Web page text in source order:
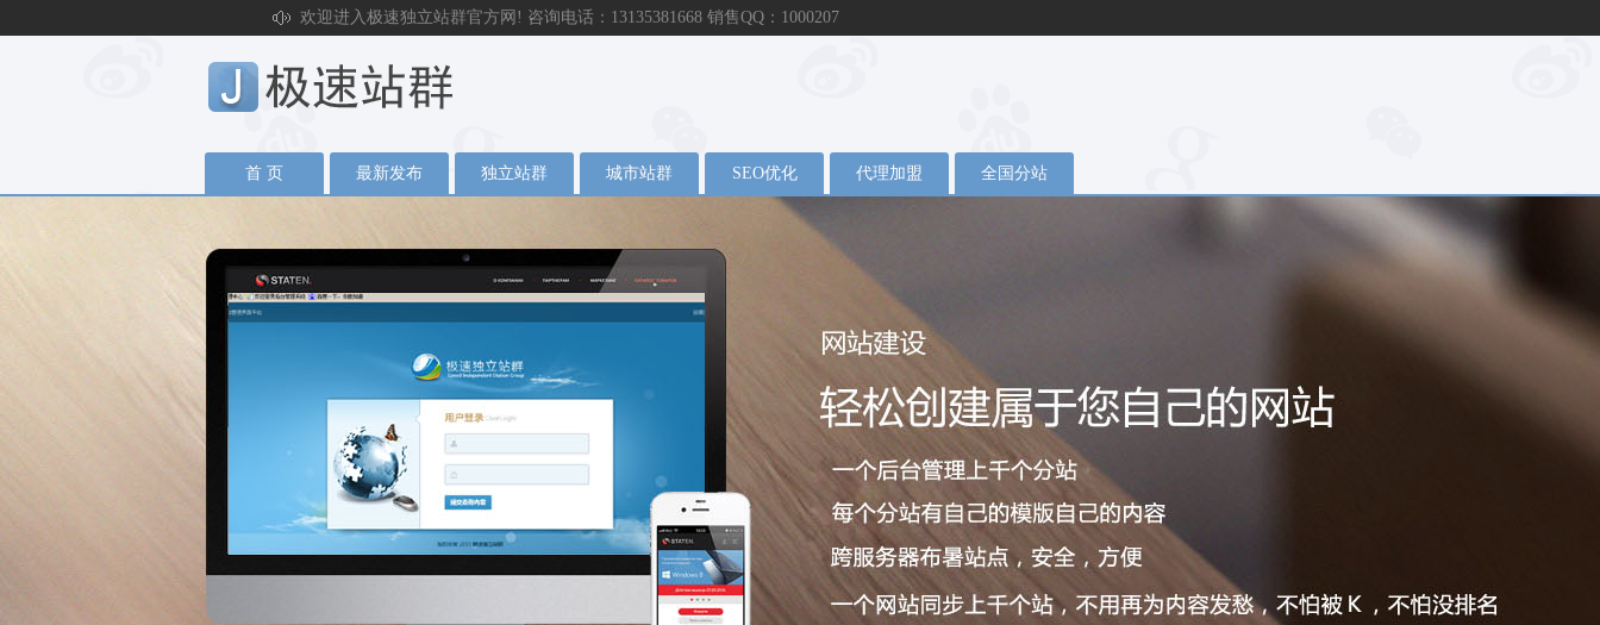
欢迎进入极速独立站群官方网! 咨询电话：13135381668 销售QQ：1000207
首 页 最新发布 独立站群 城市站群 SEO优化 代理加盟 全国分站